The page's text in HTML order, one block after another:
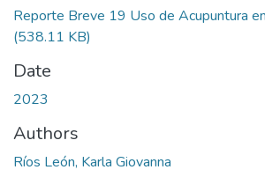
Reporte Breve 19 Uso de Acupuntura
(538.11 KB)
Date
2023
Authors
Ríos León, Karla Giovanna